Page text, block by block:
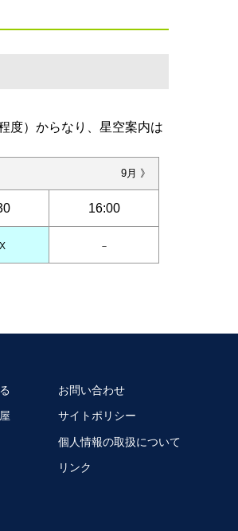
度）からなり、星空案内は
9月 》
16:00
－
お問い合わせ
サイトポリシー
個人情報の取扱について
リンク